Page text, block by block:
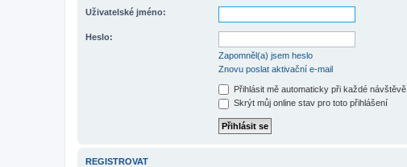
Uživatelské jméno:
Heslo:
Zapomněl(a) jsem heslo
Znovu poslat aktivační e-mail
Přihlásit mě automaticky při každé návštěvě
Skrýt můj online stav pro toto přihlášení
REGISTROVAT